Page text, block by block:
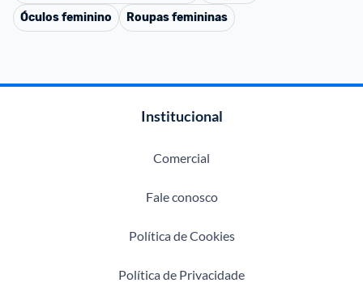
Óculos feminino
Roupas femininas
Institucional
Comercial
Fale conosco
Política de Cookies
Política de Privacidade